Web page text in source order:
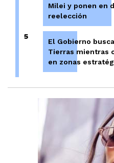
Milei y ponen en
reelección
5
El Gobierno
Tierras mientras
en zonas